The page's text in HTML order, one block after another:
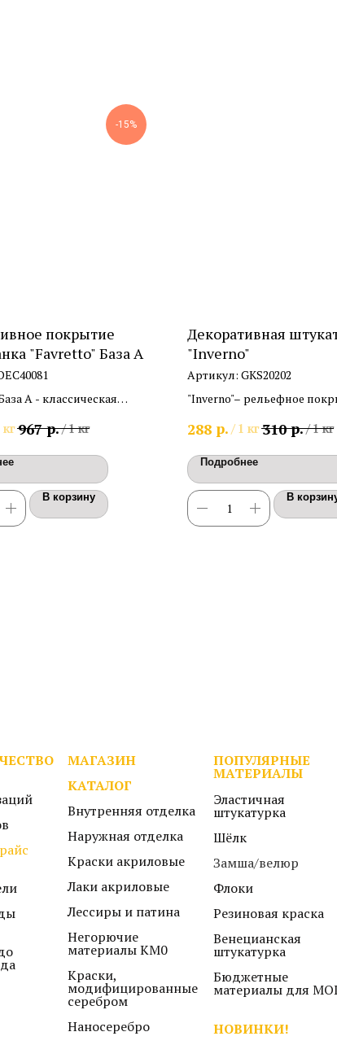
-15%
покрытие
"Favretto" База A
A - классическая
камня
кг967 р./1 кг
В корзину
Декоративная
"Inverno"
Артикул: GKS20202
"Inverno"– рельефное
288 р. / 1 кг310 р./1 кг
Подробнее
В
МАГАЗИН
КАТАЛОГ
Внутренняя отделка
Наружная отделка
Краски акриловые
Лаки акриловые
Лессиры и патина
Негорючие
материалы КМ0
Краски,
модифицированные
серебром
Наносеребро
ПОПУЛЯРНЫЕ
МАТЕРИАЛЫ
Эластичная
штукатурка
Шёлк
Замша/велюр
Флоки
Резиновая краска
Венецианская
штукатурка
Бюджетные
материалы для
НОВИНКИ!